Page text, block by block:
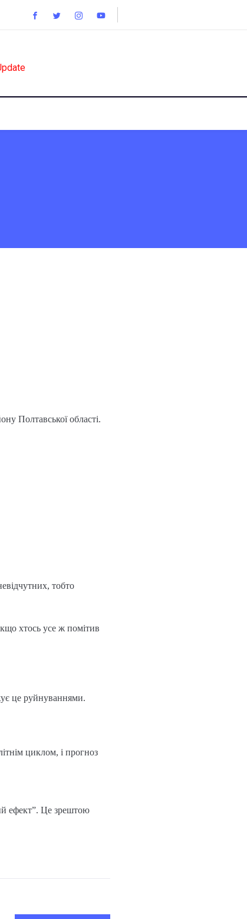
Полтавської області.
тобто
хтось усе ж помітив
це руйнуваннями.
циклом, і прогноз
ефект”. Це зрештою